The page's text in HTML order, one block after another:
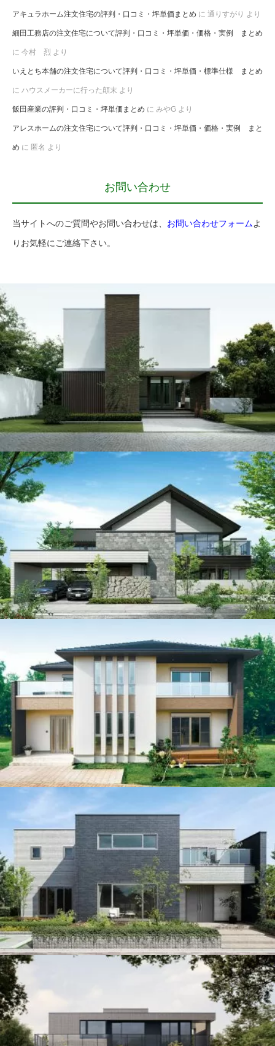
アキュラホーム注文住宅の評判・口コミ・坪単価まとめ に 通りすがり より
細田工務店の注文住宅について評判・口コミ・坪単価・価格・実例 まとめ
に 今村 烈 より
いえとち本舗の注文住宅について評判・口コミ・坪単価・標準仕様 まとめ
に ハウスメーカーに行った顛末 より
飯田産業の評判・口コミ・坪単価まとめ に みやG より
アレスホームの注文住宅について評判・口コミ・坪単価・価格・実例 まと
め に 匿名 より
お問い合わせ
当サイトへのご質問やお問い合わせは、 お問い合わせフォームよ
りお気軽にご連絡下さい。
ハウスメーカー
ハウスメーカー
ハウスメーカー
ハウスメーカー